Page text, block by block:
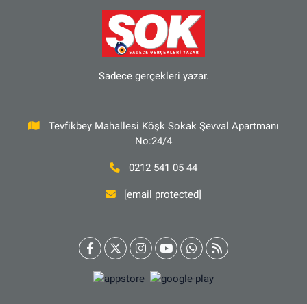
Sadece gerçekleri yazar.
Tevfikbey Mahallesi Köşk Sokak Şevval Apartmanı
No:24/4
0212 541 05 44
[email protected]